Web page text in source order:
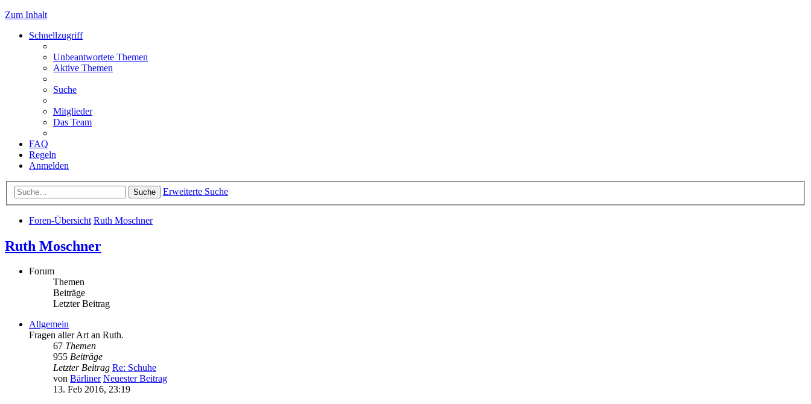
Zum Inhalt
Schnellzugriff
Unbeantwortete Themen
Aktive Themen
Suche
Mitglieder
Das Team
FAQ
Regeln
Anmelden
Suche Erweiterte Suche
Foren-Übersicht Ruth Moschner
Ruth Moschner
Forum
Themen
Beiträge
Letzter Beitrag
Allgemein
Fragen aller Art an Ruth.
67 Themen
955 Beiträge
Letzter Beitrag Re: Schuhe
von Bärliner Neuester Beitrag
13. Feb 2016, 23:19